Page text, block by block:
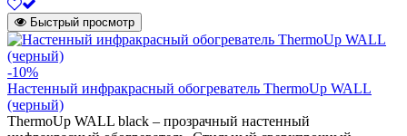
Быстрый просмотр
-10%
Настенный инфракрасный обогреватель ThermoUp WALL
(черный)
ThermoUp WALL black – прозрачный настенный